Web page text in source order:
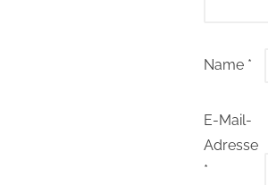
Name *
E-Mail-
Adresse
*